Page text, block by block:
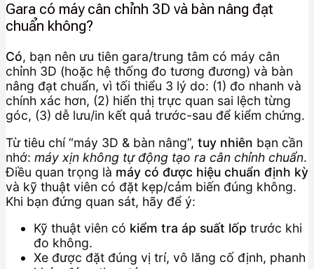
Gara có máy cân chỉnh 3D và bàn nâng đạt
chuẩn không?
Có, bạn nên ưu tiên gara/trung tâm có máy cân
chỉnh 3D (hoặc hệ thống đo tương đương) và bàn
nâng đạt chuẩn, vì tối thiểu 3 lý do: (1) đo nhanh và
chính xác hơn, (2) hiển thị trực quan sai lệch từng
góc, (3) dễ lưu/in kết quả trước-sau để kiểm chứng.
Từ tiêu chí “máy 3D & bàn nâng”, tuy nhiên bạn cần
nhớ: máy xịn không tự động tạo ra cân chỉnh chuẩn.
Điều quan trọng là máy có được hiệu chuẩn định kỳ
và kỹ thuật viên có đặt kẹp/cảm biến đúng không.
Khi bạn đứng quan sát, hãy để ý:
Kỹ thuật viên có kiểm tra áp suất lốp trước khi
đo không.
Xe được đặt đúng vị trí, vô lăng cố định, phanh